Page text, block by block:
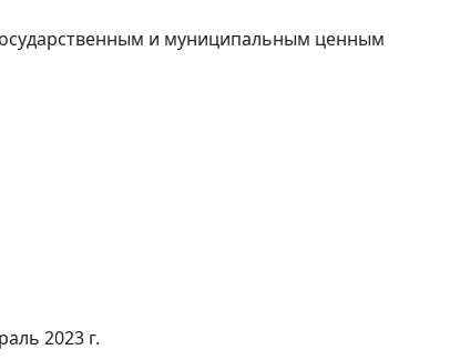
и муниципальным ценным
2023 г.